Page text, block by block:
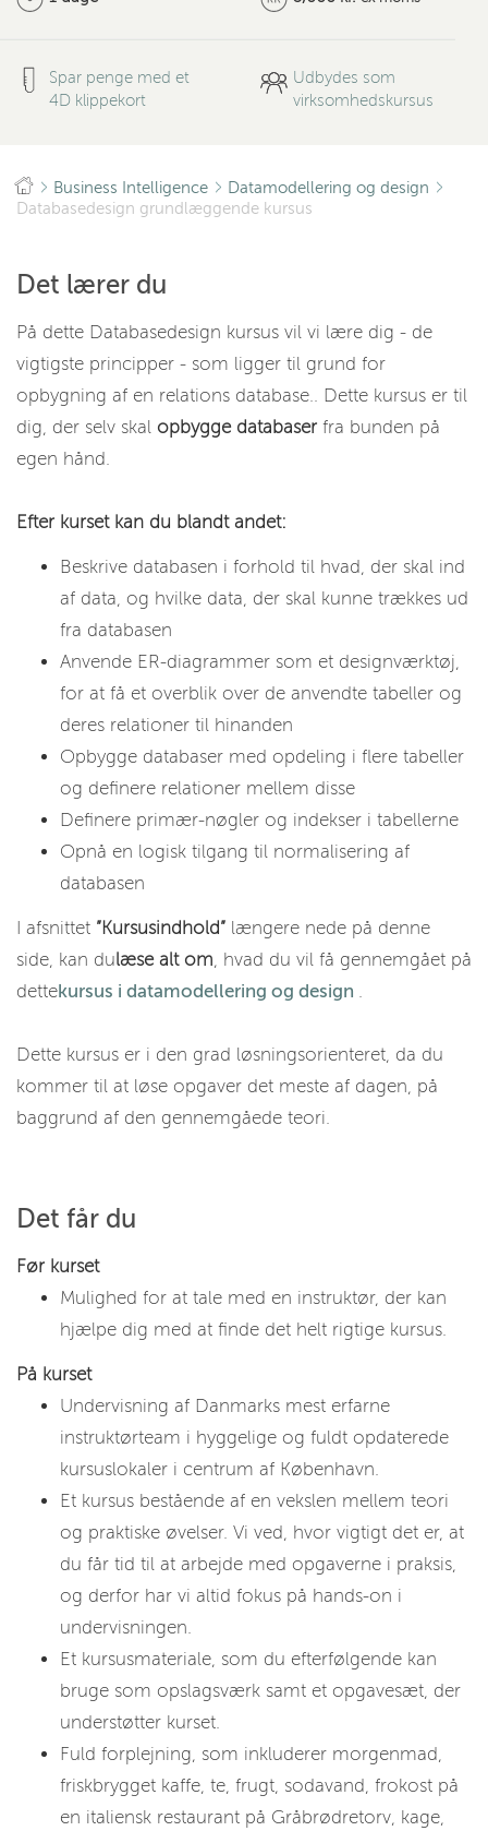
Spar penge med et
4D klippekort
Udbydes som
virksomhedskursus
Business Intelligence
Datamodellering og design
Databasedesign grundlæggende kursus
Det lærer du
På dette Databasedesign kursus vil vi lære dig - de
vigtigste principper - som ligger til grund for
opbygning af en relations database.. Dette kursus er til
dig, der selv skal opbygge databaser fra bunden på
egen hånd.
Efter kurset kan du blandt andet:
Beskrive databasen i forhold til hvad, der skal ind
af data, og hvilke data, der skal kunne trækkes ud
fra databasen
Anvende ER-diagrammer som et designværktøj,
for at få et overblik over de anvendte tabeller og
deres relationer til hinanden
Opbygge databaser med opdeling i flere tabeller
og definere relationer mellem disse
Definere primær-nøgler og indekser i tabellerne
Opnå en logisk tilgang til normalisering af
databasen
I afsnittet ”Kursusindhold” længere nede på denne
side, kan dulæse alt om, hvad du vil få gennemgået på
dettekursus i datamodellering og design .
Dette kursus er i den grad løsningsorienteret, da du
kommer til at løse opgaver det meste af dagen, på
baggrund af den gennemgåede teori.
Det får du
Før kurset
Mulighed for at tale med en instruktør, der kan
hjælpe dig med at finde det helt rigtige kursus.
På kurset
Undervisning af Danmarks mest erfarne
instruktørteam i hyggelige og fuldt opdaterede
kursuslokaler i centrum af København.
Et kursus bestående af en vekslen mellem teori
og praktiske øvelser. Vi ved, hvor vigtigt det er, at
du får tid til at arbejde med opgaverne i praksis,
og derfor har vi altid fokus på hands-on i
undervisningen.
Et kursusmateriale, som du efterfølgende kan
bruge som opslagsværk samt et opgavesæt, der
understøtter kurset.
Fuld forplejning, som inkluderer morgenmad,
friskbrygget kaffe, te, frugt, sodavand, frokost på
en italiensk restaurant på Gråbrødretorv, kage,